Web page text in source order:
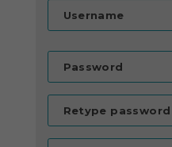
Username
Password
Retype password